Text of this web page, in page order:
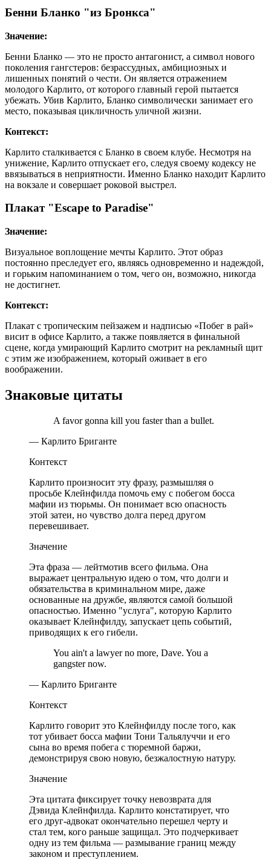
Бенни Бланко "из Бронкса"
Значение:
Бенни Бланко — это не просто антагонист, а символ нового
поколения гангстеров: безрассудных, амбициозных и
лишенных понятий о чести. Он является отражением
молодого Карлито, от которого главный герой пытается
убежать. Убив Карлито, Бланко символически занимает его
место, показывая цикличность уличной жизни.
Контекст:
Карлито сталкивается с Бланко в своем клубе. Несмотря на
унижение, Карлито отпускает его, следуя своему кодексу не
ввязываться в неприятности. Именно Бланко находит Карлито
на вокзале и совершает роковой выстрел.
Плакат "Escape to Paradise"
Значение:
Визуальное воплощение мечты Карлито. Этот образ
постоянно преследует его, являясь одновременно и надеждой,
и горьким напоминанием о том, чего он, возможно, никогда
не достигнет.
Контекст:
Плакат с тропическим пейзажем и надписью «Побег в рай»
висит в офисе Карлито, а также появляется в финальной
сцене, когда умирающий Карлито смотрит на рекламный щит
с этим же изображением, который оживает в его
воображении.
Знаковые цитаты
A favor gonna kill you faster than a bullet.
— Карлито Бриганте
Контекст
Карлито произносит эту фразу, размышляя о
просьбе Клейнфилда помочь ему с побегом босса
мафии из тюрьмы. Он понимает всю опасность
этой затеи, но чувство долга перед другом
перевешивает.
Значение
Эта фраза — лейтмотив всего фильма. Она
выражает центральную идею о том, что долги и
обязательства в криминальном мире, даже
основанные на дружбе, являются самой большой
опасностью. Именно "услуга", которую Карлито
оказывает Клейнфилду, запускает цепь событий,
приводящих к его гибели.
You ain't a lawyer no more, Dave. You a
gangster now.
— Карлито Бриганте
Контекст
Карлито говорит это Клейнфилду после того, как
тот убивает босса мафии Тони Тальялуччи и его
сына во время побега с тюремной баржи,
демонстрируя свою новую, безжалостную натуру.
Значение
Эта цитата фиксирует точку невозврата для
Дэвида Клейнфилда. Карлито констатирует, что
его друг-адвокат окончательно перешел черту и
стал тем, кого раньше защищал. Это подчеркивает
одну из тем фильма — размывание границ между
законом и преступлением.